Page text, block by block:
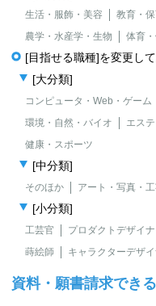
生活・服飾・美容 教育・
農学・水産学・生物
体育
[目指せる職種]を変更し
[大分類]
コンピュータ・Web・ゲーム
環境・自然・バイオ
エス
健康・スポーツ
[中分類]
そのほか アート・写真・
[小分類]
工芸官 プロダクトデザイ
蒔絵師
キャラクターデザ
資料・願書請求でき